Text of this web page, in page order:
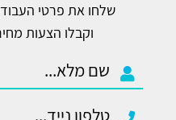
שלחו את פרטי
וקבלו הצעות